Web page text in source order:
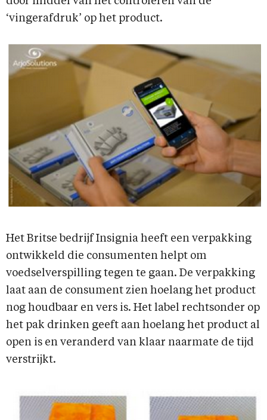
‘vingerafdruk’ op het product.
Het Britse bedrijf Insignia heeft een verpakking
ontwikkeld die consumenten helpt om
voedselverspilling tegen te gaan. De verpakking
laat aan de consument zien hoelang het product
nog houdbaar en vers is. Het label rechtsonder op
het pak drinken geeft aan hoelang het product al
open is en veranderd van klaar naarmate de tijd
verstrijkt.